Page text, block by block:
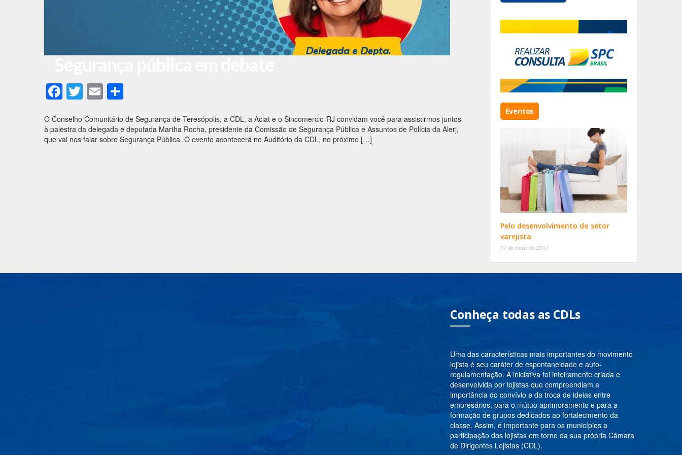
F
ac
e
b
T
w
itt
er
E
m
ai
l
ar
e
O Conselho Comunitário de Segurança de Teresópolis, a CDL, a Aciat e o Sincomercio-RJ convidam você para assistirmos juntos
à palestra da delegada e deputada Martha Rocha, presidente da Comissão de Segurança Pública e Assuntos de Polícia da Alerj,
que vai nos falar sobre Segurança Pública. O evento acontecerá no Auditório da CDL, no próximo […]
Eventos
Pelo desenvolvimento do setor
varejista
17 de maio de 2017
Conheça todas as CDLs
Uma das características mais importantes do movimento
lojista é seu caráter de espontaneidade e auto-
regulamentação. A iniciativa foi inteiramente criada e
desenvolvida por lojistas que compreendiam a
importância do convívio e da troca de ideias entre
empresários, para o mútuo aprimoramento e para a
formação de grupos dedicados ao fortalecimento da
classe. Assim, é importante para os municípios a
participação dos lojistas em torno da sua própria Câmara
de Dirigentes Lojistas (CDL).